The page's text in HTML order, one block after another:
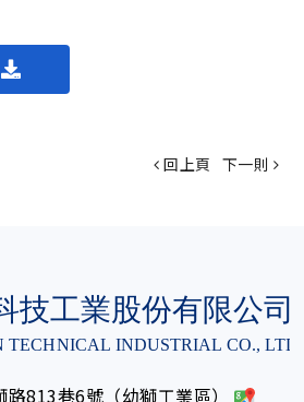
回上頁 下一則
路813巷6號（幼獅工業區）